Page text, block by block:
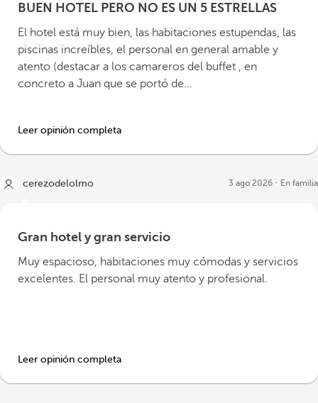
BUEN HOTEL PERO NO ES UN 5 ESTRELLAS
El hotel está muy bien, las habitaciones estupendas, las
piscinas increíbles, el personal en general amable y
atento (destacar a los camareros del buffet , en
concreto a Juan que se portó de...
Leer opinión completa
cerezodelolmo 3 ago 2026 En familia
Gran hotel y gran servicio
Muy espacioso, habitaciones muy cómodas y servicios
excelentes. El personal muy atento y profesional.
Leer opinión completa